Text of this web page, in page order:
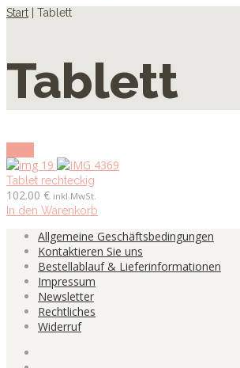
Start | Tablett
Tablett
Tablet rechteckig
102.00 € inkl.MwSt.
In den Warenkorb
Allgemeine Geschäftsbedingungen
Kontaktieren Sie uns
Bestellablauf & Lieferinformationen
Impressum
Newsletter
Rechtliches
Widerruf